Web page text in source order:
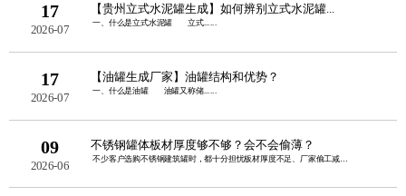
17
2026-07
【贵州立式水泥罐生成】如何辨别立式水泥罐...
一、什么是立式水泥罐 立式......
17
2026-07
【油罐生成厂家】油罐结构和优势？
一、什么是油罐 油罐又称储......
09
2026-06
不锈钢罐体板材厚度够不够？会不会偷薄？
不少客户选购不锈钢建筑罐时，都十分担忧板材厚度不足、厂家偷工减料。板......